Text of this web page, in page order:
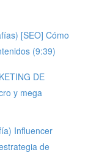
[SEO] Cómo
(9:39)
DE
y mega
Influencer
de